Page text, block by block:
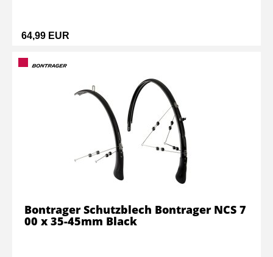
64,99 EUR
Bontrager Schutzblech Bontrager NCS 7
00 x 35-45mm Black